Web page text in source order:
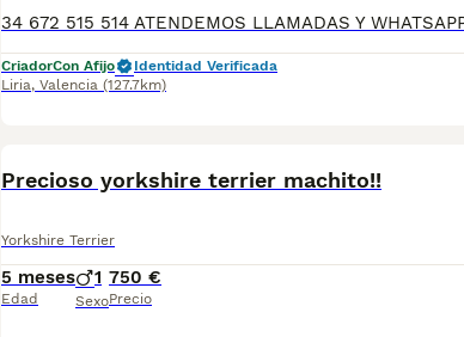
CriadorCon Afijo
Identidad Verificada
Liria, Valencia (127.7km)
Precioso yorkshire terrier machito!!
Yorkshire Terrier
5 meses
Edad
1
Sexo
750 €
Precio